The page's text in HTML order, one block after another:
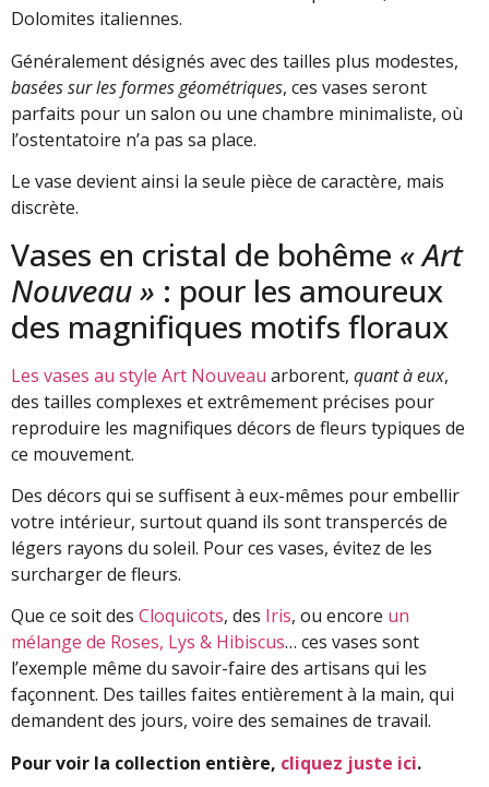
Dolomites italiennes.
Généralement désignés avec des tailles plus modestes,
basées sur les formes géométriques, ces vases seront
parfaits pour un salon ou une chambre minimaliste, où
l’ostentatoire n’a pas sa place.
Le vase devient ainsi la seule pièce de caractère, mais
discrète.
Vases en cristal de bohême « Art
Nouveau » : pour les amoureux
des magnifiques motifs floraux
Les vases au style Art Nouveau arborent, quant à eux,
des tailles complexes et extrêmement précises pour
reproduire les magnifiques décors de fleurs typiques de
ce mouvement.
Des décors qui se suffisent à eux-mêmes pour embellir
votre intérieur, surtout quand ils sont transpercés de
légers rayons du soleil. Pour ces vases, évitez de les
surcharger de fleurs.
Que ce soit des Cloquicots, des Iris, ou encore un
mélange de Roses, Lys & Hibiscus… ces vases sont
l’exemple même du savoir-faire des artisans qui les
façonnent. Des tailles faites entièrement à la main, qui
demandent des jours, voire des semaines de travail.
Pour voir la collection entière, cliquez juste ici.